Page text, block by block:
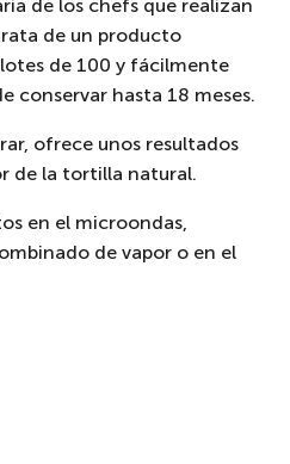
de los chefs que realizan
de un producto
de 100 y fácilmente
conservar hasta 18 meses.
ofrece unos resultados
de la tortilla natural.
en el microondas,
de vapor o en el